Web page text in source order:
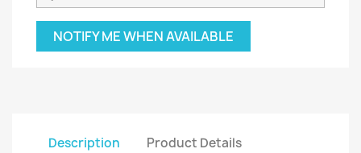
NOTIFY ME WHEN AVAILABLE
Description Product Details